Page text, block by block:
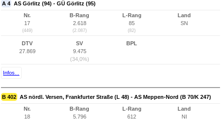
A 4 AS Görlitz (94) - GÜ Görlitz (95)
Nr.
17
(449)
B-Rang
2.618
(2.087)
L-Rang
85
(82)
Land
SN
DTV
27.869
SV
9.475
(34,0%)
BPL
Infos...
B 402 AS nördl. Versen, Frankfurter Straße (L 48) - AS Meppen-Nord (B 70/K 247)
Nr.
18
B-Rang
5.796
L-Rang
612
Land
NI